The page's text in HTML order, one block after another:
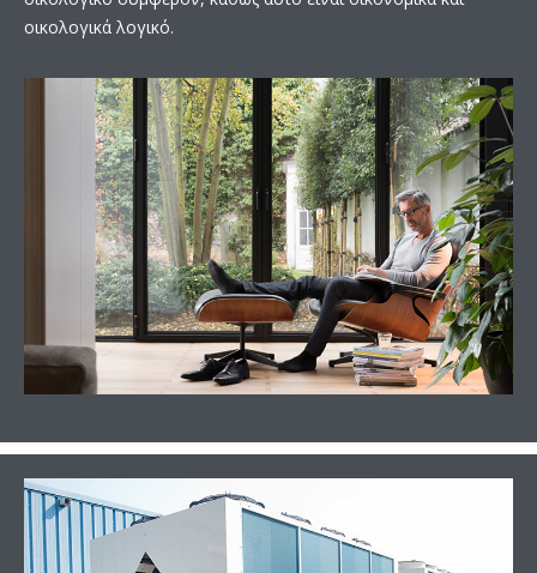
οικολογικά λογικό.